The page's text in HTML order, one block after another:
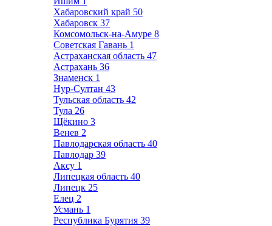
Хабаровский край 50
Хабаровск 37
Комсомольск-на-Амуре 8
Советская Гавань 1
Астраханская область 47
Астрахань 36
Знаменск 1
Нур-Султан 43
Тульская область 42
Тула 26
Щёкино 3
Венев 2
Павлодарская область 40
Павлодар 39
Аксу 1
Липецкая область 40
Липецк 25
Елец 2
Усмань 1
Республика Бурятия 39